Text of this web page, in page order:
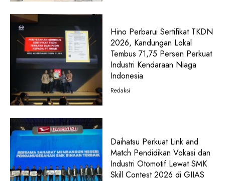
Hino Perbarui Sertifikat TKDN
2026, Kandungan Lokal
Tembus 71,75 Persen Perkuat
Industri Kendaraan Niaga
Indonesia
Redaksi
Daihatsu Perkuat Link and
Match Pendidikan Vokasi dan
Industri Otomotif Lewat SMK
Skill Contest 2026 di GIIAS